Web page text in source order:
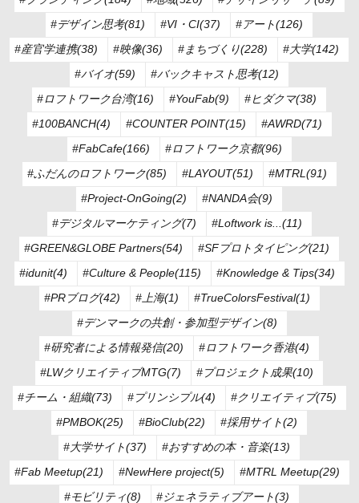
#デザイン思考(81)
#VI・CI(37)
#アート(126)
#産官学連携(38)
#映像(36) #まちづくり(228)
#大学(142)
#バイオ(59)
#バックキャスト思考(12)
#ロフトワーク台湾(16)
#YouFab(9)
#ヒダクマ(38)
#100BANCH(4)
#COUNTER POINT(15)
#AWRD(71)
#FabCafe(166)
#ロフトワーク京都(96)
#ふだんのロフトワーク(85)
#LAYOUT(51)
#MTRL(91)
#Project-OnGoing(2)
#NANDA会(9)
#デジタルマーケティング(7)
#Loftwork is...(11)
#GREEN&GLOBE Partners(54)
#SFプロトタイピング(21)
#idunit(4)
#Culture & People(115)
#Knowledge & Tips(34)
#PRブログ(42)
#上海(1)
#TrueColorsFestival(1)
#デンマークの共創・参加型デザイン(8)
#研究者による情報発信(20)
#ロフトワーク香港(4)
#LWクリエイティブMTG(7)
#プロジェクト成果(10)
#チーム・組織(73)
#プリンシプル(4)
#クリエイティブ(75)
#PMBOK(25)
#BioClub(22)
#採用サイト(2)
#大学サイト(37)
#おすすめの本・音楽(13)
#Fab Meetup(21)
#NewHere project(5)
#MTRL Meetup(29)
#モビリティ(8)
#ジェネラティブアート(3)